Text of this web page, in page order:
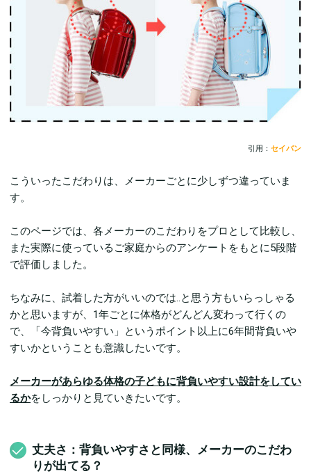
引用： セイバン
こういったこだわりは、メーカーごとに少しずつ違っていま
す。
このページでは、各メーカーのこだわりをプロとして比較し、
また実際に使っているご家庭からのアンケートをもとに5段階
で評価しました。
ちなみに、試着した方がいいのでは..と思う方もいらっしゃる
かと思いますが、1年ごとに体格がどんどん変わって行くの
で、「今背負いやすい」というポイント以上に6年間背負いや
すいかということも意識したいです。
メーカーがあらゆる体格の子どもに背負いやすい設計をしてい
るかをしっかりと見ていきたいです。
丈夫さ：背負いやすさと同様、メーカーのこだわ
りが出てる？